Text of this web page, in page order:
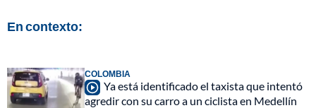
En contexto:
COLOMBIA
Ya está identificado el taxista que intentó
agredir con su carro a un ciclista en Medellín